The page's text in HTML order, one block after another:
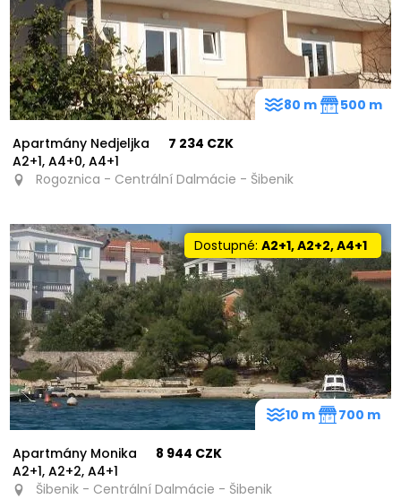
Apartmány Nedjeljka
A2+1, A4+0, A4+1
7 234 CZK
Rogoznica - Centrální Dalmácie - Šibenik
80 m 500 m
Dostupné:A2+1, A2+2, A4+1
Apartmány Monika
A2+1, A2+2, A4+1
8 944 CZK
Šibenik - Centrální Dalmácie - Šibenik
10 m 700 m